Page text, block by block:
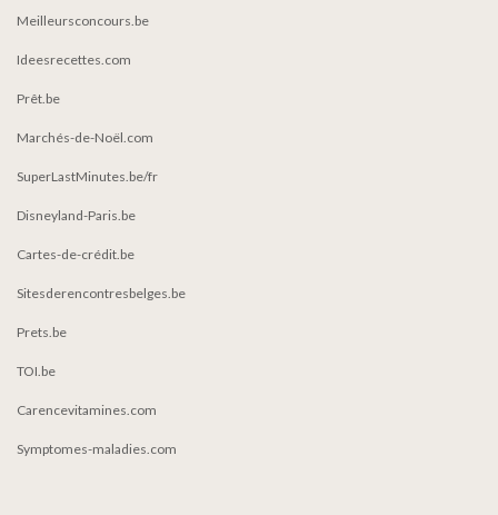
Meilleursconcours.be
Ideesrecettes.com
Prêt.be
Marchés-de-Noël.com
SuperLastMinutes.be/fr
Disneyland-Paris.be
Cartes-de-crédit.be
Sitesderencontresbelges.be
Prets.be
TOI.be
Carencevitamines.com
Symptomes-maladies.com